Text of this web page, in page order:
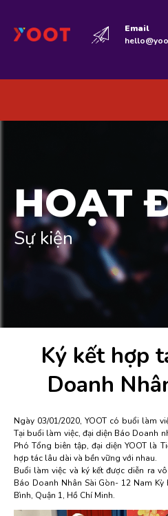
Email
HOẠT
Sự kiện
Ký kết hợp
Doanh
Ngày 03/01/2020, YOOT có buổi làm
Tại buổi làm việc, đại diện Báo Doanh
Phó Tổng biên tập, đại diện YOOT là
hợp tác lâu dài và bền vững với nhau.
Buổi làm việc và ký kết được diễn ra
Báo Doanh Nhân Sài Gòn- 12 Nam Kỳ
Bình, Quận 1, Hồ Chí Minh.